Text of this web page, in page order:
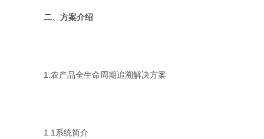
二、方案介绍
1.农产品全生命周期追溯解决方案
1.1系统简介